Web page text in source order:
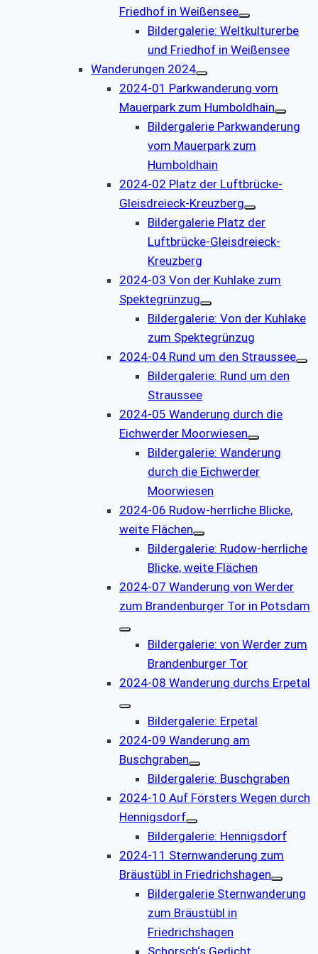
Friedhof in Weißensee
Bildergalerie: Weltkulturerbe
und Friedhof in Weißensee
Wanderungen 2024
2024-01 Parkwanderung vom
Mauerpark zum Humboldhain
Bildergalerie Parkwanderung
vom Mauerpark zum
Humboldhain
2024-02 Platz der Luftbrücke-
Gleisdreieck-Kreuzberg
Bildergalerie Platz der
Luftbrücke-Gleisdreieck-
Kreuzberg
2024-03 Von der Kuhlake zum
Spektegrünzug
Bildergalerie: Von der Kuhlake
zum Spektegrünzug
2024-04 Rund um den Straussee
Bildergalerie: Rund um den
Straussee
2024-05 Wanderung durch die
Eichwerder Moorwiesen
Bildergalerie: Wanderung
durch die Eichwerder
Moorwiesen
2024-06 Rudow-herrliche Blicke,
weite Flächen
Bildergalerie: Rudow-herrliche
Blicke, weite Flächen
2024-07 Wanderung von Werder
zum Brandenburger Tor in Potsdam
Bildergalerie: von Werder zum
Brandenburger Tor
2024-08 Wanderung durchs Erpetal
Bildergalerie: Erpetal
2024-09 Wanderung am
Buschgraben
Bildergalerie: Buschgraben
2024-10 Auf Försters Wegen durch
Hennigsdorf
Bildergalerie: Hennigsdorf
2024-11 Sternwanderung zum
Bräustübl in Friedrichshagen
Bildergalerie Sternwanderung
zum Bräustübl in
Friedrichshagen
Schorsch‘s Gedicht